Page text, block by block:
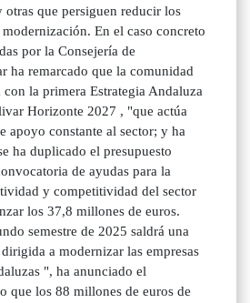
otras que persiguen reducir los
modernización. En el caso concreto
por la Consejería de
ha remarcado que la comunidad
con la primera Estrategia Andaluza
Horizonte 2027 , "que actúa
apoyo constante al sector; y ha
ha duplicado el presupuesto
de ayudas para la
y competitividad del sector
los 37,8 millones de euros.
semestre de 2025 saldrá una
a modernizar las empresas
", ha anunciado el
que los 88 millones de euros de